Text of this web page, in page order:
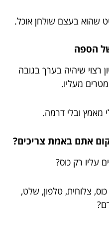
שהוא בעצם שולחן אוכל.
שיהיה בערך בגובה
מעליו.
מאמץ ובלי דרמה.
עליו רק כוס?
צלוחית, טלפון, שלט,